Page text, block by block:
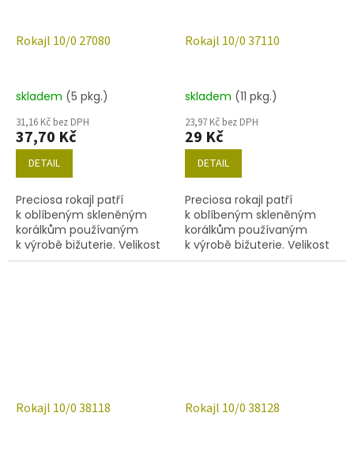
Rokajl 10/0 27080
skladem (5 pkg.)
31,16 Kč bez DPH
37,70 Kč
DETAIL
Preciosa rokajl patří
k oblíbeným skleněným
korálkům používaným
k výrobě bižuterie. Velikost
10/0 (2,2-2,4 mm), barva
Rokajl 10/0 37110
skladem (11 pkg.)
23,97 Kč bez DPH
29 Kč
DETAIL
Preciosa rokajl patří
k oblíbeným skleněným
korálkům používaným
k výrobě bižuterie. Velikost
10/0 (2,0-2,4mm), barva
Rokajl 10/0 38118 Rokajl 10/0 38128